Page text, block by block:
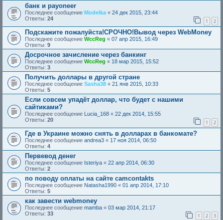
банк и payoneer
Последнее сообщение Modelka « 24 дек 2015, 23:44
Ответы: 24 1 2
Подскажите пожалуйста!СРОЧНО!Вывод через WebMoney
Последнее сообщение WccReg « 07 апр 2015, 16:49
Ответы: 9
Досрочное зачисление через банкинг
Последнее сообщение WccReg « 18 мар 2015, 15:52
Ответы: 3
Получить доллары в другой стране
Последнее сообщение Sasha38 « 21 янв 2015, 10:33
Ответы: 5
Если совсем упадёт доллар, что будет с нашими
сайтиками?
Последнее сообщение Lucia_168 « 22 дек 2014, 15:55
Ответы: 20 1 2
Где в Украине можно снять в долларах в банкомате?
Последнее сообщение andrea3 « 17 ноя 2014, 06:50
Ответы: 4
Первевод денег
Последнее сообщение Isteriya « 22 апр 2014, 06:30
Ответы: 2
по поводу оплаты на сайте camcontakts
Последнее сообщение Natasha1990 « 01 апр 2014, 17:10
Ответы: 5
как завести webmoney
Последнее сообщение mamba « 03 мар 2014, 21:17
Ответы: 33 1 2 3